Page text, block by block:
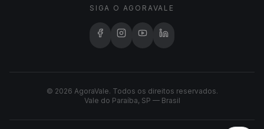
SIGA O AGORAVALE
© 2026 AgoraVale. Todos os direitos reservados.
Vale do Paraíba, SP — Brasil